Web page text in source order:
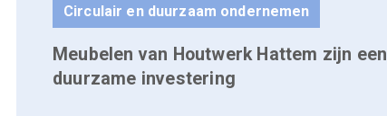
Circulair en duurzaam ondernemen
Meubelen van Houtwerk Hattem zijn een
duurzame investering